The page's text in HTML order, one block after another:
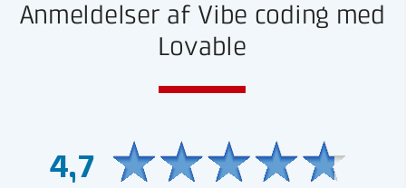
Anmeldelser af Vibe coding med
Lovable
4,7